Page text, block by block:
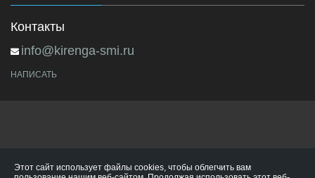
Контакты
info@kirenga-smi.ru
НАПИСАТЬ
Этот сайт использует файлы cookies, чтобы облегчить вам